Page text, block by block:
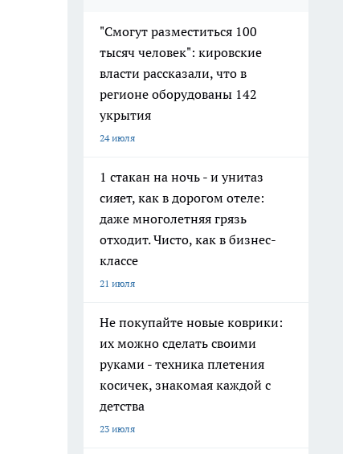
"Смогут разместиться 100
тысяч человек": кировские
власти рассказали, что в
регионе оборудованы 142
укрытия
24 июля
1 стакан на ночь - и унитаз
сияет, как в дорогом отеле:
даже многолетняя грязь
отходит. Чисто, как в бизнес-
классе
21 июля
Не покупайте новые коврики:
их можно сделать своими
руками - техника плетения
косичек, знакомая каждой с
детства
23 июля